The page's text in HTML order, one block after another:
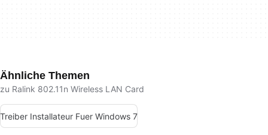
Ähnliche Themen
zu Ralink 802.11n Wireless LAN Card
Treiber Installateur Fuer Windows 7